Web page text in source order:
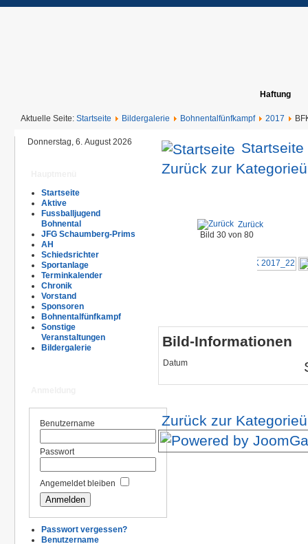
Haftung
Aktuelle Seite: Startseite Bildergalerie Bohnentalfünfkampf 2017
Donnerstag, 6. August 2026
Startseite
Aktive
Fussballjugend
Bohnental
JFG Schaumberg-Prims
AH
Schiedsrichter
Sportanlage
Terminkalender
Chronik
Vorstand
Sponsoren
Bohnentalfünfkampf
Sonstige
Veranstaltungen
Bildergalerie
Benutzername
Passwort
Angemeldet bleiben
Passwort vergessen?
Benutzername
Startseite
Zurück zur
Zurück
Bild 30 von 80
Bild-Informationen
Datum
Zurück zur